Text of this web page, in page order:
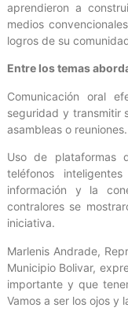
aprendieron a
medios
logros de su
Entre los temas
Comunicación oral
seguridad y transmitir
asambleas o reuniones.
Uso de plataformas
teléfonos
información y la
contralores se
iniciativa.
Marlenis Andrade,
Municipio Bolivar,
importante y que
Vamos a ser los ojos y